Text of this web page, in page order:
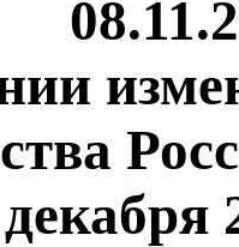
декабря